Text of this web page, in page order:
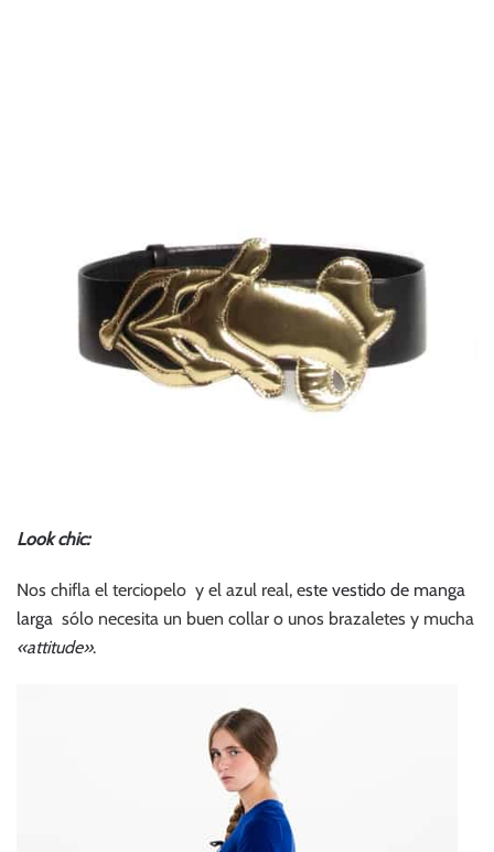
Look chic:
Nos chifla el terciopelo y el azul real, este vestido de manga
larga sólo necesita un buen collar o unos brazaletes y mucha
«attitude».